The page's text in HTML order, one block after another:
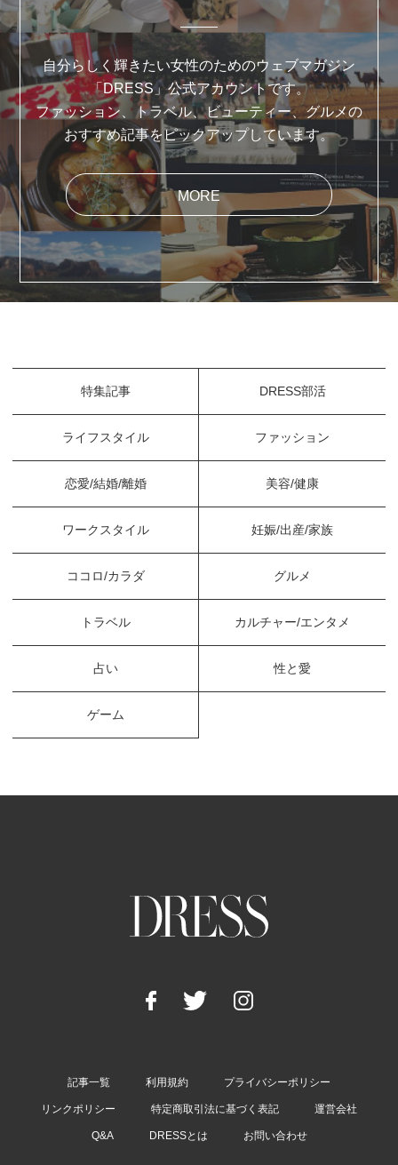
自分らしく輝きたい女性のためのウェブマガジン
「DRESS」公式アカウントです。
ファッション、トラベル、ビューティー、グルメの
おすすめ記事をピックアップしています。
MORE
特集記事 DRESS部活
ライフスタイル ファッション
恋愛/結婚/離婚 美容/健康
ワークスタイル 妊娠/出産/家族
ココロ/カラダ グルメ
トラベル カルチャー/エンタメ
占い 性と愛
ゲーム
記事一覧 利用規約 プライバシーポリシー
リンクポリシー 特定商取引法に基づく表記 運営会社
Q&A DRESSとは お問い合わせ